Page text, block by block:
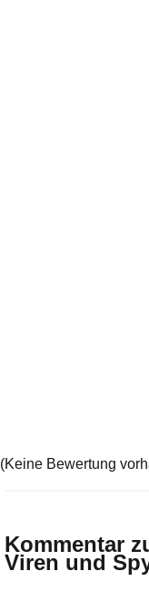
(Keine Bewertung
Kommentar
Viren und